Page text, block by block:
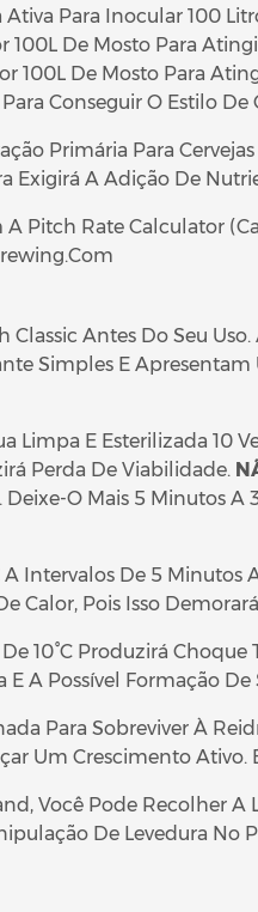
Para Inocular 100
100L De Mosto Para
100L De Mosto Para
Conseguir O Estilo
Primária Para
Exigirá A Adição De
Pitch Rate Calculator
rewing.Com
Antes Do Seu
Simples E
E Esterilizada 10
Perda De Viabilidade.
O Mais 5 Minutos
A Intervalos De 5
Calor, Pois Isso
10°C Produzirá
A Possível Formação De
Para Sobreviver À
Um Crescimento
Você Pode Recolher
De Levedura No